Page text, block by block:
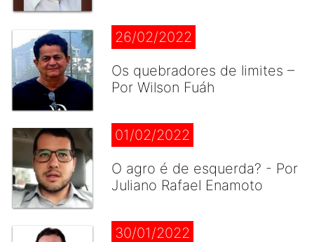
26/02/2022
Os quebradores de limites –
Por Wilson Fuáh
01/02/2022
O agro é de esquerda? - Por
Juliano Rafael Enamoto
30/01/2022